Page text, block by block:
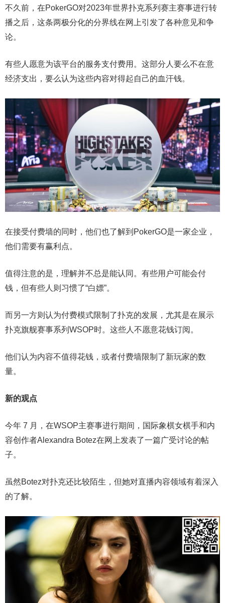
不久前，在PokerGO对2023年世界扑克系列赛主赛事进行转
播之后，这条两极分化的分界线在网上引发了各种意见和争
论。
有些人愿意为该平台的服务支付费用。这部分人要么不在意
经济支出，要么认为这些内容对得起自己的血汗钱。
在接受付费墙的同时，他们也了解到PokerGO是一家企业，
他们需要有赢利点。
值得注意的是，理解并不总是能认同。有些用户可能会付
钱，但有些人则习惯了“白嫖”。
而另一方则认为付费模式限制了扑克的发展，尤其是在展示
扑克旗舰赛事系列WSOP时。这些人不愿意花钱订阅。
他们认为内容不值得花钱，或者付费墙限制了新玩家的数
量。
新的观点
今年 7 月，在WSOP主赛事进行期间，国际象棋女棋手和内
容创作者Alexandra Botez在网上发表了一篇广受讨论的帖
子。
虽然Botez对扑克还比较陌生，但她对直播内容领域有着深入
的了解。